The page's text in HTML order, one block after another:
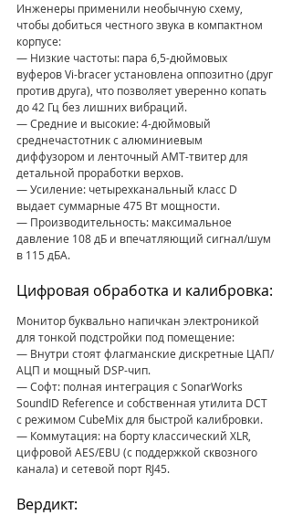
Инженеры применили необычную схему,
чтобы добиться честного звука в компактном
корпусе:
— Низкие частоты: пара 6,5-дюймовых
вуферов Vi-bracer установлена оппозитно (друг
против друга), что позволяет уверенно копать
до 42 Гц без лишних вибраций.
— Средние и высокие: 4-дюймовый
среднечастотник с алюминиевым
диффузором и ленточный AMT-твитер для
детальной проработки верхов.
— Усиление: четырехканальный класс D
выдает суммарные 475 Вт мощности.
— Производительность: максимальное
давление 108 дБ и впечатляющий сигнал/шум
в 115 дБА.
Цифровая обработка и калибровка:
Монитор буквально напичкан электроникой
для тонкой подстройки под помещение:
— Внутри стоят флагманские дискретные ЦАП/
АЦП и мощный DSP-чип.
— Софт: полная интеграция с SonarWorks
SoundID Reference и собственная утилита DCT
с режимом CubeMix для быстрой калибровки.
— Коммутация: на борту классический XLR,
цифровой AES/EBU (с поддержкой сквозного
канала) и сетевой порт RJ45.
Вердикт: